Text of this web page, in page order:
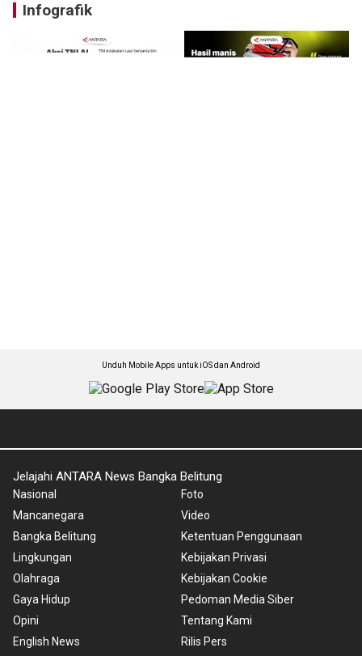
Infografik
Unduh Mobile Apps untuk iOS dan Android
Jelajahi ANTARA News Bangka Belitung
Nasional
Mancanegara
Bangka Belitung
Lingkungan
Olahraga
Gaya Hidup
Opini
English News
Foto
Video
Ketentuan Penggunaan
Kebijakan Privasi
Kebijakan Cookie
Pedoman Media Siber
Tentang Kami
Rilis Pers